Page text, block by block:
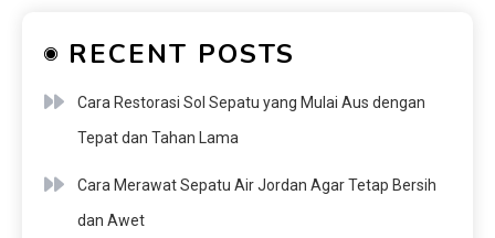
RECENT POSTS
Cara Restorasi Sol Sepatu yang Mulai Aus dengan
Tepat dan Tahan Lama
Cara Merawat Sepatu Air Jordan Agar Tetap Bersih
dan Awet